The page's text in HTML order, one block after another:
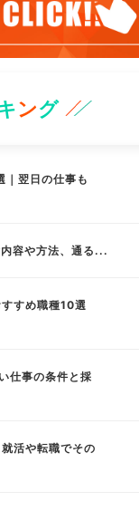
ング
｜翌日の仕事も
容や方法、通る...
すめ職種10選
仕事の条件と採
活や転職でその